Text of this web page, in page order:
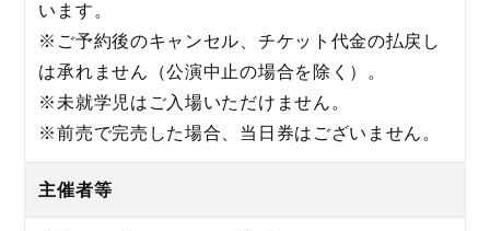
います。
※ご予約後のキャンセル、チケット代金の払戻し
は承れません（公演中止の場合を除く）。
※未就学児はご入場いただけません。
※前売で完売した場合、当日券はございません。
主催者等